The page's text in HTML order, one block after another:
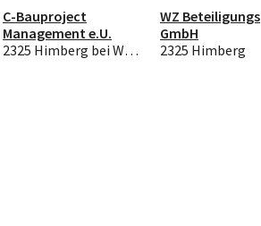
C-Bauproject
Management e.U.
2325 Himberg bei Wien
WZ Beteiligungs
GmbH
2325 Himberg